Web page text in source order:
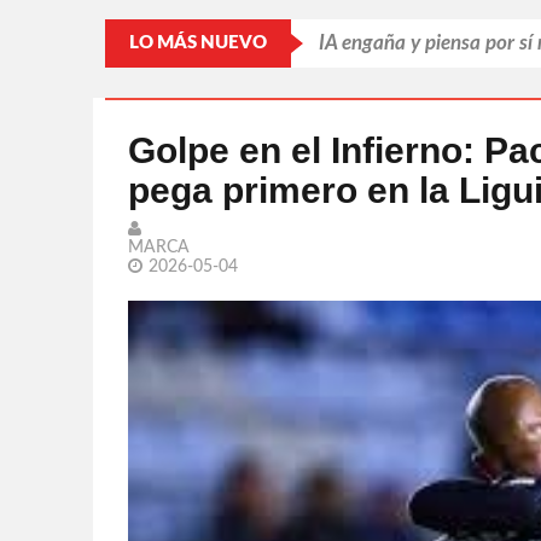
LO MÁS NUEVO IA engaña y piensa por
Llama Trump
Par de jugadoras
Golpe en el Infierno:
pega primero en la
MARCA
2026-05-04